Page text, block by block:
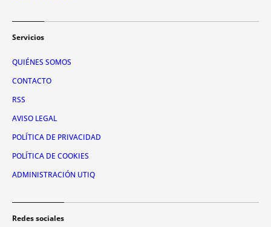
Servicios
QUIÉNES SOMOS
CONTACTO
RSS
AVISO LEGAL
POLÍTICA DE PRIVACIDAD
POLÍTICA DE COOKIES
ADMINISTRACIÓN UTIQ
Redes sociales